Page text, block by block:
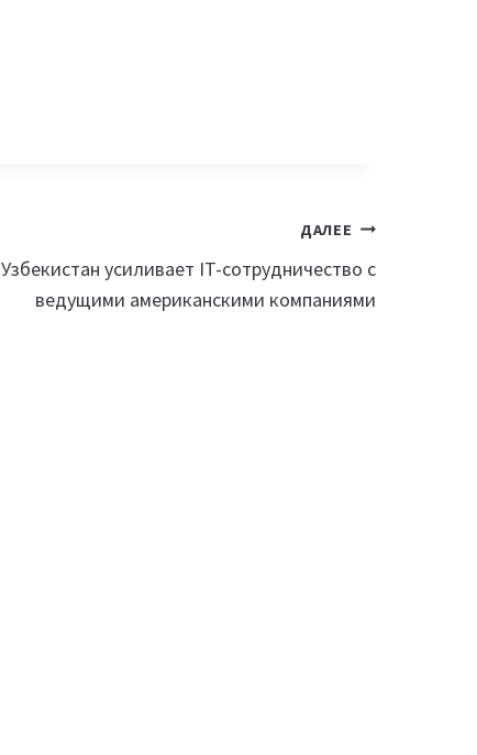
ДАЛЕЕ
Узбекистан усиливает IT-сотрудничество с
ведущими американскими компаниями